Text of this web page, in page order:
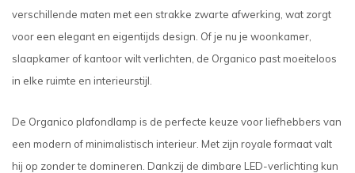
verschillende maten met een strakke zwarte afwerking, wat zorgt
voor een elegant en eigentijds design. Of je nu je woonkamer,
slaapkamer of kantoor wilt verlichten, de Organico past moeiteloos
in elke ruimte en interieurstijl.
De Organico plafondlamp is de perfecte keuze voor liefhebbers van
een modern of minimalistisch interieur. Met zijn royale formaat valt
hij op zonder te domineren. Dankzij de dimbare LED-verlichting kun